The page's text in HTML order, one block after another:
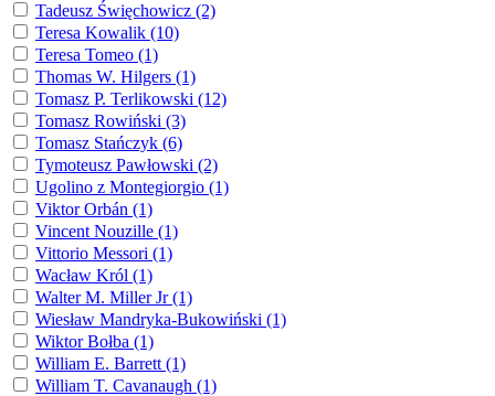
Tadeusz Święchowicz (2)
Teresa Kowalik (10)
Teresa Tomeo (1)
Thomas W. Hilgers (1)
Tomasz P. Terlikowski (12)
Tomasz Rowiński (3)
Tomasz Stańczyk (6)
Tymoteusz Pawłowski (2)
Ugolino z Montegiorgio (1)
Viktor Orbán (1)
Vincent Nouzille (1)
Vittorio Messori (1)
Wacław Król (1)
Walter M. Miller Jr (1)
Wiesław Mandryka-Bukowiński (1)
Wiktor Bołba (1)
William E. Barrett (1)
William T. Cavanaugh (1)